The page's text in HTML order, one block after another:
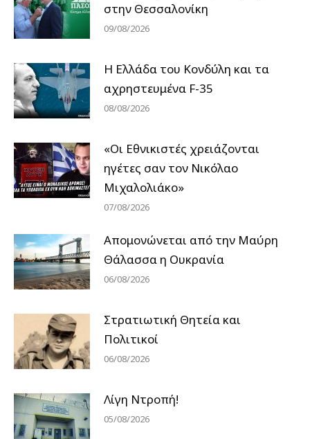
στην Θεσσαλονίκη
09/08/2026
Η Ελλάδα του Κονδύλη και τα
αχρηστευμένα F-35
08/08/2026
«Οι Εθνικιστές χρειάζονται
ηγέτες σαν τον Νικόλαο
Μιχαλολιάκο»
07/08/2026
Απομονώνεται από την Μαύρη
Θάλασσα η Ουκρανία
06/08/2026
Στρατιωτική Θητεία και
Πολιτικοί
06/08/2026
Λίγη Ντροπή!
05/08/2026